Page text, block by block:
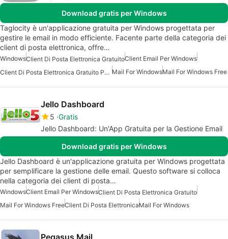
Download gratis per Windows
Taglocity è un'applicazione gratuita per Windows progettata per
gestire le email in modo efficiente. Facente parte della categoria dei
client di posta elettronica, offre…
WindowsClient Di Posta Elettronica GratuitoClient Email Per Windows
Client Di Posta Elettronica Gratuito Per Windows Mail For WindowsMail For Windows Free
Jello Dashboard
5 Gratis
Jello Dashboard: Un'App Gratuita per la Gestione Email
Download gratis per Windows
Jello Dashboard è un'applicazione gratuita per Windows progettata
per semplificare la gestione delle email. Questo software si colloca
nella categoria dei client di posta…
WindowsClient Email Per WindowsClient Di Posta Elettronica Gratuito
Mail For Windows FreeClient Di Posta ElettronicaMail For Windows